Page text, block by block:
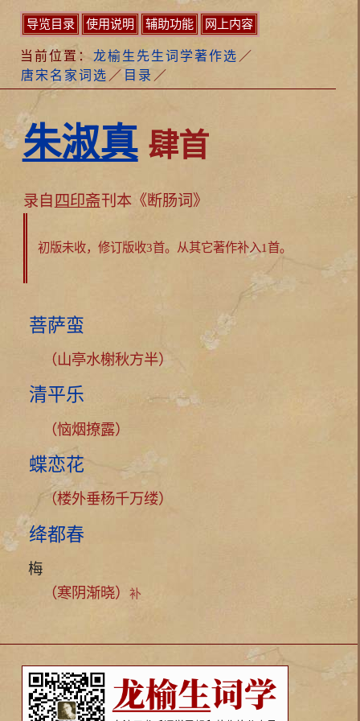
导览目录 使用说明 辅助功能 网上内容
当前位置： 龙榆生先生词学著作选 ／
唐宋名家词选 ／ 目录 ／
朱淑真 肆首
录自 四印斋刊本《断肠词》
初版未收，修订版收3首。 从其它著作补入1首。
菩萨蛮
（山亭水榭秋方半）
清平乐
（恼烟撩露）
蝶恋花
（楼外垂杨千万缕）
绛都春
梅
（寒阴渐晓）补